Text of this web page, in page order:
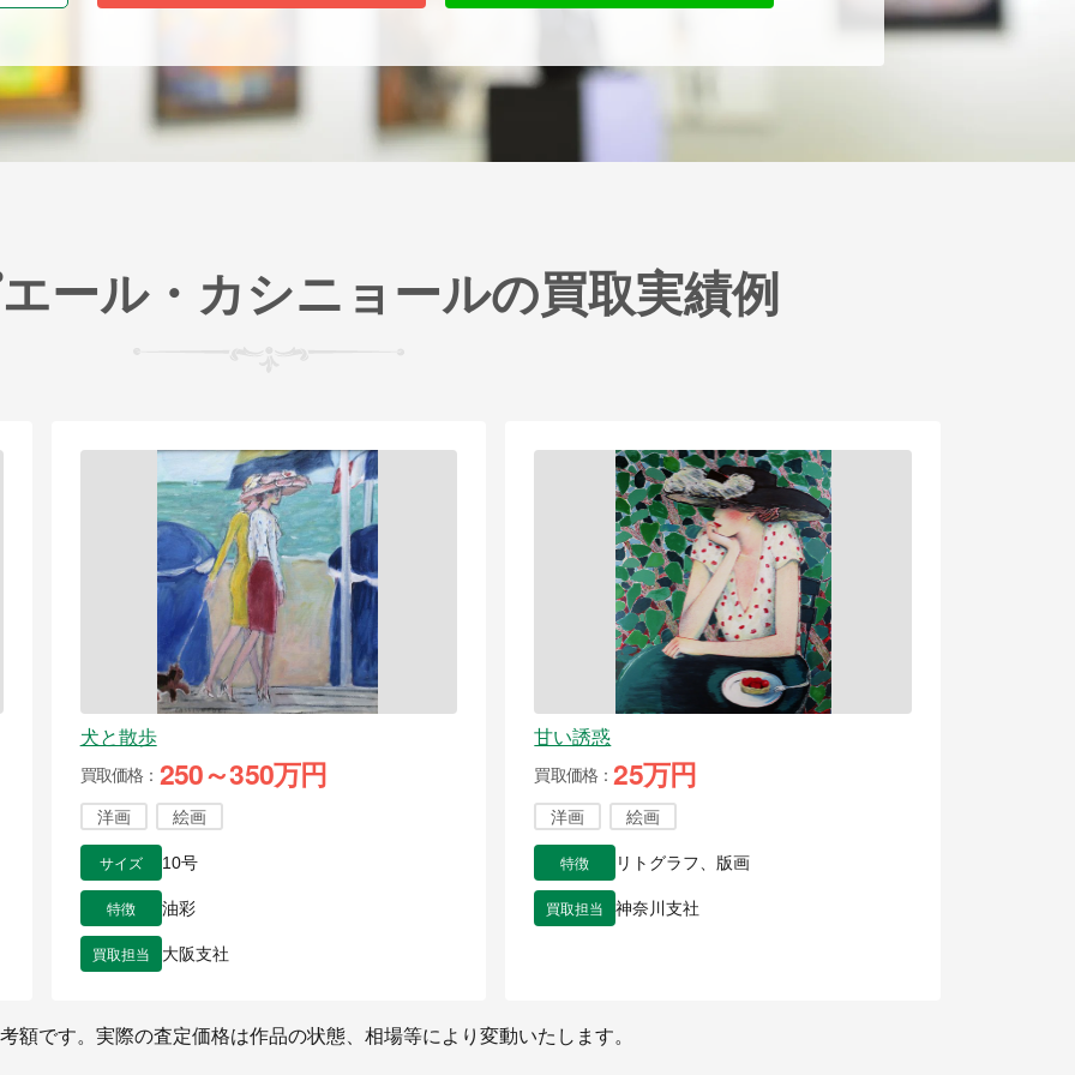
ール・カシニョールの買取実績例
犬と散歩
買取価格 250～350万円
洋画 絵画
サイズ 10号
特徴 油彩
買取担当 大阪支社
甘い誘惑
買取価格 25万円
洋画 絵画
特徴 リトグラフ、版画
買取担当 神奈川支社
です。実際の査定価格は作品の状態、相場等により変動いたします。